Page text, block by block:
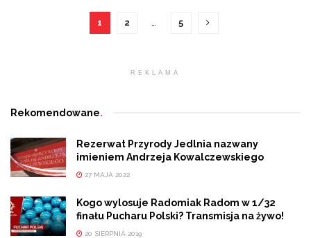
1 2 … 5
REKLAMA
Rekomendowane.
Rezerwat Przyrody Jedlnia nazwany
imieniem Andrzeja Kowalczewskiego
27 MAJA 2022
Kogo wylosuje Radomiak Radom w 1/32
finału Pucharu Polski? Transmisja na żywo!
20 SIERPNIA 2019